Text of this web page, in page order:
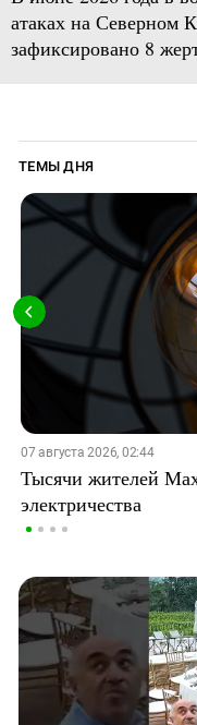
атаках на Северном
зафиксировано 8
ТЕМЫ ДНЯ
07 августа 2026, 02:44
Тысячи жителей
электричества